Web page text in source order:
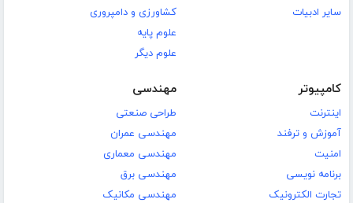
سایر ادبیات
کشاورزی و دامپروری
علوم پایه
علوم دیگر
کامپیوتر
اینترنت
آموزش و ترفند
امنیت
برنامه نویسی
تجارت الکترونیک
مهندسی
طراحی صنعتی
مهندسی عمران
مهندسی معماری
مهندسی برق
مهندسی مکانیک